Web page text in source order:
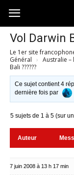
Australia-
australie.com
Vol Darwin
Le 1er site
Général › Australie –
Bali ??????
Ce sujet contient 4
dernière fois par
5 sujets de 1 à 5 (sur
Auteur
7 juin 2008 à 13 h 17 min